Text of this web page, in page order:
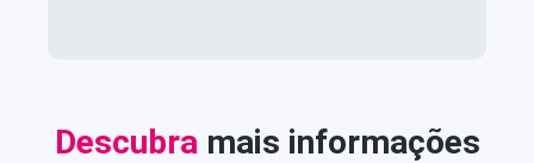
Descubra mais informações